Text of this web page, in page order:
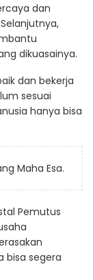
dan
dikuasainya.
dan bekerja
sesuai
hanya bisa
Maha Esa.
Pemutus
bisa segera